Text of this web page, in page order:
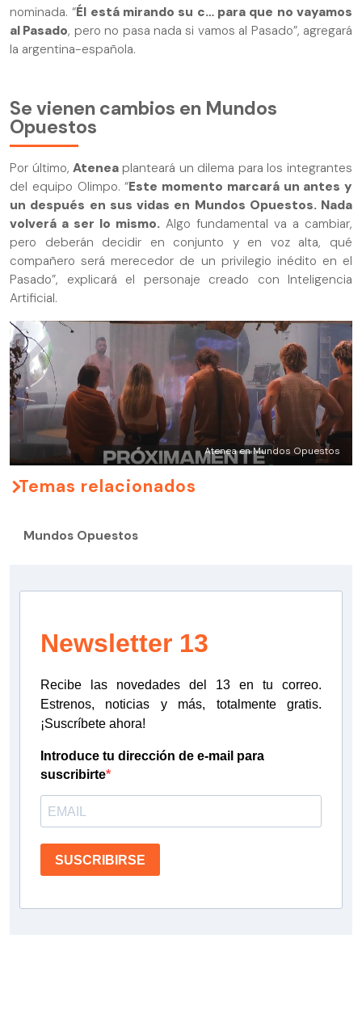
nominada. “Él está mirando su c… para que no vayamos
al Pasado, pero no pasa nada si vamos al Pasado”, agregará
la argentina-española.
Se vienen cambios en Mundos
Opuestos
Por último,Atenea planteará un dilema para los integrantes
del equipo Olimpo. “Este momento marcará un antes y
un después en sus vidas en Mundos Opuestos. Nada
volverá a ser lo mismo. Algo fundamental va a cambiar,
pero deberán decidir en conjunto y en voz alta, qué
compañero será merecedor de un privilegio inédito en el
Pasado”, explicará el personaje creado con Inteligencia
Artificial.
Atenea en Mundos Opuestos
Temas relacionados
Mundos Opuestos
Newsletter 13
Recibe las novedades del 13 en tu correo.
Estrenos, noticias y más, totalmente gratis.
¡Suscríbete ahora!
Introduce tu dirección de e-mail para
suscribirte
SUSCRIBIRSE